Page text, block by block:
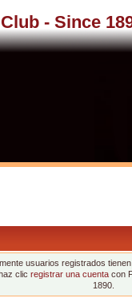
- Since
usuarios registrados
clicregistrar una cuenta con
1890.